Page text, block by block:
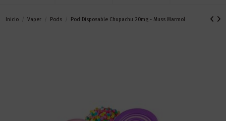
Inicio Vaper Pods Pod Disposable Chupachu 20mg - Muss Marmol